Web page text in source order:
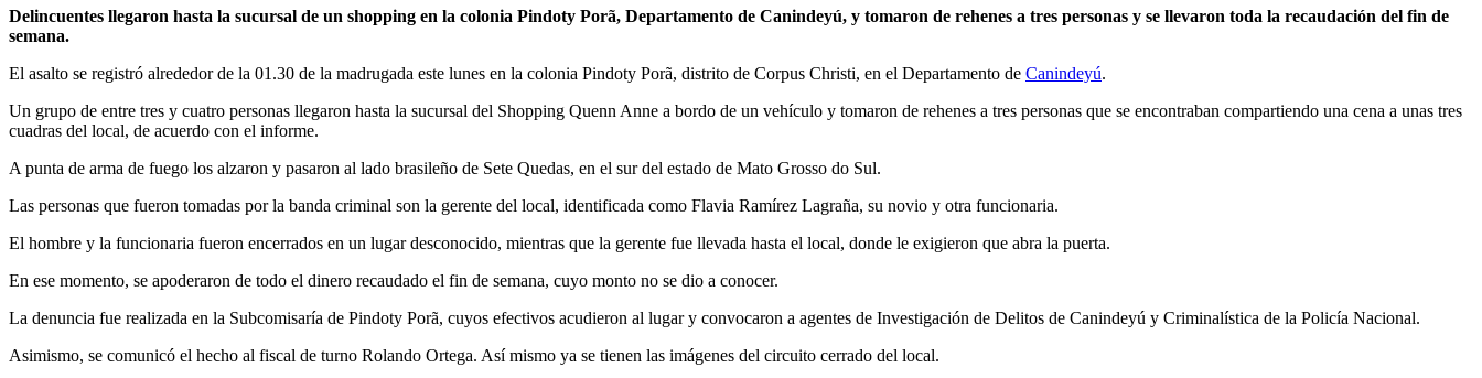
Delincuentes llegaron hasta la sucursal de un shopping en la colonia Pindoty Porã, Departamento de Canindeyú, y tomaron de rehenes a tres personas y se llevaron toda la recaudación del fin de
semana.
El asalto se registró alrededor de la 01.30 de la madrugada este lunes en la colonia Pindoty Porã, distrito de Corpus Christi, en el Departamento de Canindeyú.
Un grupo de entre tres y cuatro personas llegaron hasta la sucursal del Shopping Quenn Anne a bordo de un vehículo y tomaron de rehenes a tres personas que se encontraban compartiendo una cena a unas tres
cuadras del local, de acuerdo con el informe.
A punta de arma de fuego los alzaron y pasaron al lado brasileño de Sete Quedas, en el sur del estado de Mato Grosso do Sul.
Las personas que fueron tomadas por la banda criminal son la gerente del local, identificada como Flavia Ramírez Lagraña, su novio y otra funcionaria.
El hombre y la funcionaria fueron encerrados en un lugar desconocido, mientras que la gerente fue llevada hasta el local, donde le exigieron que abra la puerta.
En ese momento, se apoderaron de todo el dinero recaudado el fin de semana, cuyo monto no se dio a conocer.
La denuncia fue realizada en la Subcomisaría de Pindoty Porã, cuyos efectivos acudieron al lugar y convocaron a agentes de Investigación de Delitos de Canindeyú y Criminalística de la Policía Nacional.
Asimismo, se comunicó el hecho al fiscal de turno Rolando Ortega. Así mismo ya se tienen las imágenes del circuito cerrado del local.